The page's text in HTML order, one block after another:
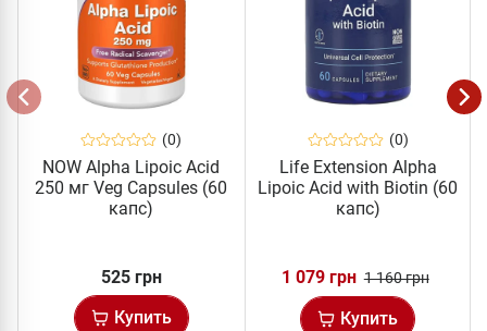
(0)
NOW Alpha Lipoic Acid
250 мг Veg Capsules (60
капс)
525 грн
Купить
(0)
Life Extension Alpha
Lipoic Acid with Biotin (60
капс)
1 079 грн 1 160 грн
Купить